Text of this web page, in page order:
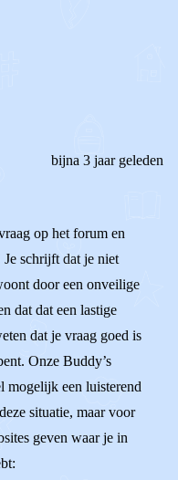
bijna 3 jaar geleden
op het forum en
schrijft dat je niet
door een onveilige
dat dat een lastige
dat je vraag goed is
Onze Buddy’s
mogelijk een luisterend
situatie, maar voor
geven waar je in